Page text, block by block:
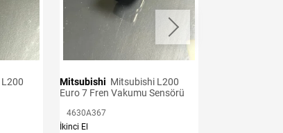
Mitsubishi
Euro 7 Fren Vakumu Sensörü
4630A367
İkinci El